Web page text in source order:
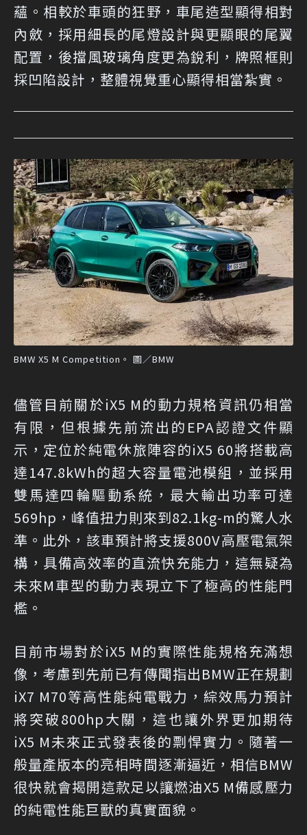
蘊。相較於車頭的狂野，車尾造型顯得相對
內斂，採用細長的尾燈設計與更顯眼的尾翼
配置，後擋風玻璃角度更為銳利，牌照框則
採凹陷設計，整體視覺重心顯得相當紮實。
BMW X5 M Competition。 圖／BMW
儘管目前關於iX5 M的動力規格資訊仍相當
有限，但根據先前流出的EPA認證文件顯
示，定位於純電休旅陣容的iX5 60將搭載高
達147.8kWh的超大容量電池模組，並採用
雙馬達四輪驅動系統，最大輸出功率可達
569hp，峰值扭力則來到82.1kg-m的驚人水
準。此外，該車預計將支援800V高壓電氣架
構，具備高效率的直流快充能力，這無疑為
未來M車型的動力表現立下了極高的性能門
檻。
目前市場對於iX5 M的實際性能規格充滿想
像，考慮到先前已有傳聞指出BMW正在規劃
iX7 M70等高性能純電戰力，綜效馬力預計
將突破800hp大關，這也讓外界更加期待
iX5 M未來正式發表後的剽悍實力。隨著一
般量產版本的亮相時間逐漸逼近，相信BMW
很快就會揭開這款足以讓燃油X5 M備感壓力
的純電性能巨獸的真實面貌。